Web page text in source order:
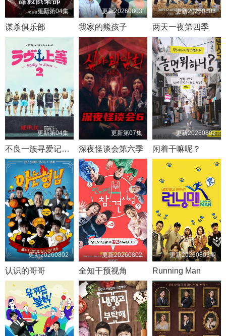
更新第04集
谋杀俱乐部
更新20260803
我家的熊孩子
更新20260803
两天一夜第四季
更新第04集
不良一族寻爱记第二季
更新第07集
深夜怪谈会第六季
更新20260802
闲着干嘛呢？
更新20260802
认识的哥哥
更新20260802
全知干预视角
更新20260803期
Running Man